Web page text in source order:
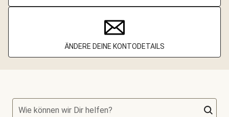
ÄNDERE DEINE KONTODETAILS
Wie können wir Dir helfen?